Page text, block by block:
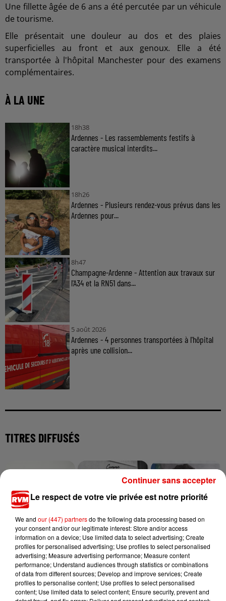
Une fillette âgée de 6 ans a été percutée par un véhicule
de tourisme.
Elle présentait une douleur au dos et des plaies
superficielles au front et aux genoux. Elle a été
transportée à l'hôpital Manchester pour des examens
complémentaires.
À LA UNE
18h38
Ardennes - Les rassemblements festifs à
caractère musical interdits...
18h26
Ardennes - Plusieurs rendez-vous prévus dans les
Ardennes pour...
8h47
Champagne-Ardenne - Attention aux travaux sur
l'A34 et la RN51 dans...
5 août 2026
Ardennes - 4 personnes transportées à l'hôpital
après une collision...
TITRES DIFFUSÉS
DUA LIPA
Training Season
ZAHO FEAT. MC SOLAAR
Comme Caroline
TEDDY SWIMS
Mr Know It All
Le respect de votre vie privée est notre priorité
We and our (447) partnersdo the following data processing based on
your consent and/or our legitimate interest: Store and/or access
information on a device; Use limited data to select advertising; Create
profiles for personalised advertising; Use profiles to select personalised
advertising; Measure advertising performance; Measure content
performance; Understand audiences through statistics or combinations
of data from different sources; Develop and improve services; Create
profiles to personalise content; Use profiles to select personalised
content; Use limited data to select content; Ensure security, prevent and
Continuer sans accepter